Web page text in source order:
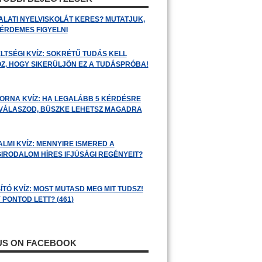
NYELVISKOLÁT KERES? MUTATJUK,
FIGYELNI
KVÍZ: SOKRÉTŰ TUDÁS KELL
HOGY SIKERÜLJÖN EZ A TUDÁSPRÓBA!
KVÍZ: HA LEGALÁBB 5 KÉRDÉSRE
BÜSZKE LEHETSZ MAGADRA
KVÍZ: MENNYIRE ISMERED A
HÍRES IFJÚSÁGI REGÉNYEIT?
KVÍZ: MOST MUTASD MEG MIT TUDSZ!
LETT? (461)
ON FACEBOOK